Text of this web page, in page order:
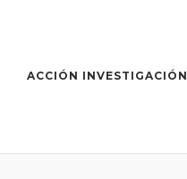
ACCIÓN INVESTIGACIÓN